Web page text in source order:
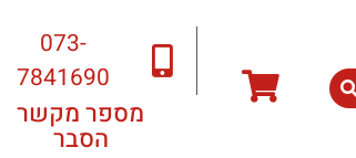
073-
7841690
מספר מקשר
הסבר